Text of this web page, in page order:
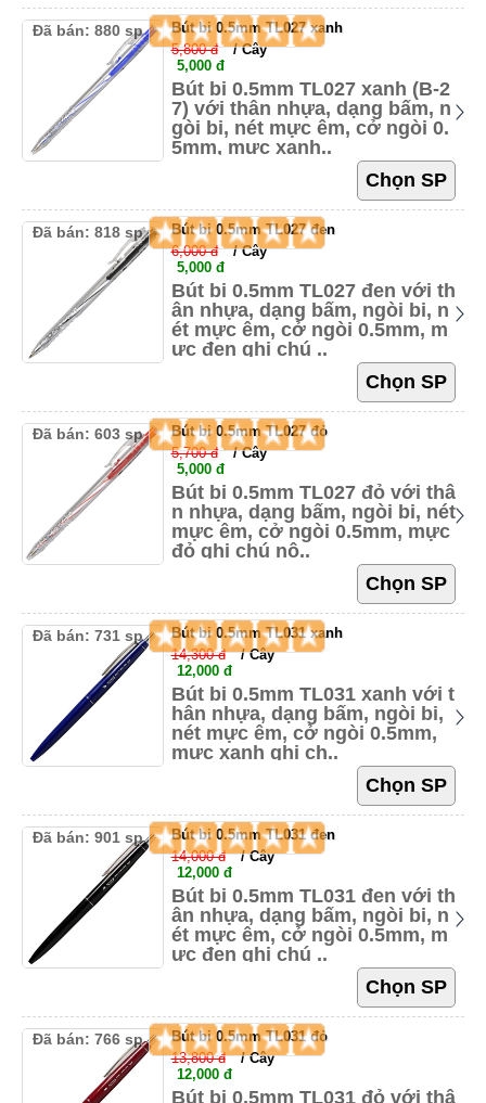
Bút bi 0.5mm TL027 xanh
5,800 đ
/ Cây
5,000 đ
Bút bi 0.5mm TL027 xanh (B-2
7) với thân nhựa, dạng bấm, n
gòi bi, nét mực êm, cở ngòi 0.
5mm, mực xanh..
Đã bán: 880 sp
Bút bi 0.5mm TL027 đen
6,000 đ
/ Cây
5,000 đ
Bút bi 0.5mm TL027 đen với th
ân nhựa, dạng bấm, ngòi bi, n
ét mực êm, cở ngòi 0.5mm, m
ực đen ghi chú ..
Đã bán: 818 sp
Bút bi 0.5mm TL027 đỏ
5,700 đ
/ Cây
5,000 đ
Bút bi 0.5mm TL027 đỏ với thâ
n nhựa, dạng bấm, ngòi bi, nét
mực êm, cở ngòi 0.5mm, mực
đỏ ghi chú nộ..
Đã bán: 603 sp
Bút bi 0.5mm TL031 xanh
14,300 đ
/ Cây
12,000 đ
Bút bi 0.5mm TL031 xanh với t
hân nhựa, dạng bấm, ngòi bi,
nét mực êm, cở ngòi 0.5mm,
mực xanh ghi ch..
Đã bán: 731 sp
Bút bi 0.5mm TL031 đen
14,000 đ
/ Cây
12,000 đ
Bút bi 0.5mm TL031 đen với th
ân nhựa, dạng bấm, ngòi bi, n
ét mực êm, cở ngòi 0.5mm, m
ực đen ghi chú ..
Đã bán: 901 sp
Bút bi 0.5mm TL031 đỏ
13,800 đ
/ Cây
12,000 đ
Bút bi 0.5mm TL031 đỏ với thâ
Đã bán: 766 sp